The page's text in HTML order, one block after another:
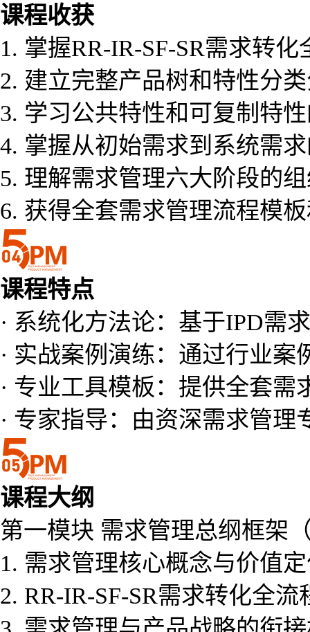
课程收获
1. 掌握RR-IR-SF-SR需求转
2. 建立完整产品树和特性分
3. 学习公共特性和可复制特
4. 掌握从初始需求到系统需
5. 理解需求管理六大阶段的
6. 获得全套需求管理流程模
课程特点
· 系统化方法论：基于IPD需
· 实战案例演练：通过行业
· 专业工具模板：提供全套需
· 专家指导：由资深需求管理
课程大纲
第一模块 需求管理总纲框架
1. 需求管理核心概念与价值
2. RR-IR-SF-SR需求转化全流